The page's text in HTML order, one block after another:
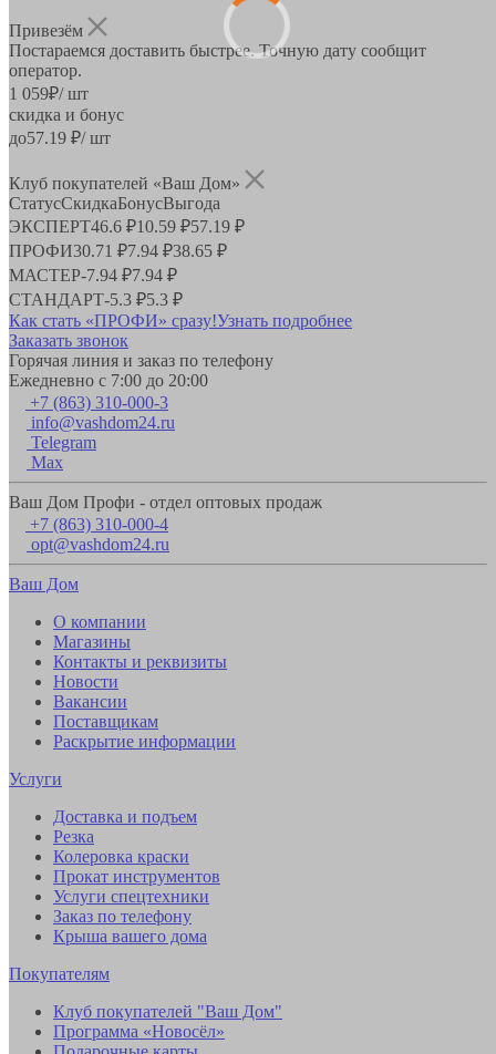
Привезём
Постараемся доставить быстрее. Точную дату сообщит
оператор.
1 059₽/ шт
скидка и бонус
до57.19 ₽/ шт
Клуб покупателей «Ваш Дом»
СтатусСкидкаБонусВыгода
ЭКСПЕРТ46.6 ₽10.59 ₽57.19 ₽
ПРОФИ30.71 ₽7.94 ₽38.65 ₽
МАСТЕР-7.94 ₽7.94 ₽
СТАНДАРТ-5.3 ₽5.3 ₽
Как стать «ПРОФИ» сразу!Узнать подробнее
Заказать звонок
Горячая линия и заказ по телефону
Ежедневно с 7:00 до 20:00
+7 (863) 310-000-3
info@vashdom24.ru
Telegram
Max
Ваш Дом Профи - отдел оптовых продаж
+7 (863) 310-000-4
opt@vashdom24.ru
Ваш Дом
О компании
Магазины
Контакты и реквизиты
Новости
Вакансии
Поставщикам
Раскрытие информации
Услуги
Доставка и подъем
Резка
Колеровка краски
Прокат инструментов
Услуги спецтехники
Заказ по телефону
Крыша вашего дома
Покупателям
Клуб покупателей "Ваш Дом"
Программа «Новосёл»